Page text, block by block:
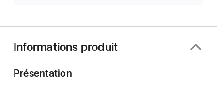
Informations produit
Présentation